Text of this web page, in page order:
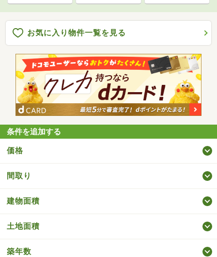
お気に入り物件一覧を見る
条件を追加する
価格
間取り
建物面積
土地面積
築年数